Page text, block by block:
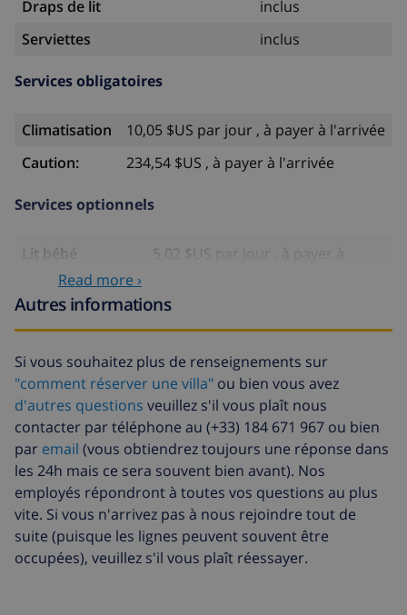
Draps de lit
inclus
Serviettes
inclus
Services obligatoires
Climatisation
10,05 $US par jour , à payer à l'arrivée
Caution:
234,54 $US , à payer à l'arrivée
Services optionnels
Lit bébé
5,02 $US par jour , à payer à
Siège enfant
3,34 $US par jour , à payer à
Arrivée tardive
58,64 $US , à payer à l'arrivée
Draps
supplémentaires
17,59 $US par personne
Serviettes
supplémentaires
8,80 $US par personne
Départ tardif
113,75 $US
Nettoyage
supplémentaire
basée sur consommation
énergétique (52,77 $US/HOUR)
Fonds
4.80% du montant total
Read more ›
Autres informations
Si vous souhaitez plus de renseignements sur
"comment réserver une villa" ou bien vous avez
d'autres questions veuillez s'il vous plaît nous
contacter par téléphone au (+33) 184 671 967 ou bien
par email (vous obtiendrez toujours une réponse dans
les 24h mais ce sera souvent bien avant). Nos
employés répondront à toutes vos questions au plus
vite. Si vous n'arrivez pas à nous rejoindre tout de
suite (puisque les lignes peuvent souvent être
occupées), veuillez s'il vous plaît réessayer.